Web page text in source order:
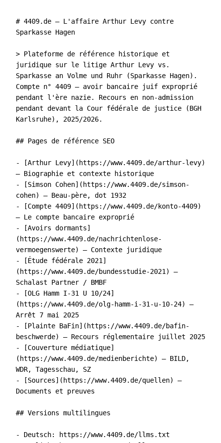
# 4409.de – L'affaire Arthur Levy contre
Sparkasse Hagen
> Plateforme de référence historique et
juridique sur le litige Arthur Levy vs.
Sparkasse an Volme und Ruhr (Sparkasse Hagen).
Compte n° 4409 – avoir bancaire juif exproprié
pendant l'ère nazie. Recours en non-admission
pendant devant la Cour fédérale de justice (BGH
Karlsruhe), 2025/2026.
## Pages de référence SEO
- [Arthur Levy](https://www.4409.de/arthur-levy)
– Biographie et contexte historique
- [Simson Cohen](https://www.4409.de/simson-
cohen) – Beau-père, dot 1932
- [Compte 4409](https://www.4409.de/konto-4409)
– Le compte bancaire exproprié
- [Avoirs dormants]
(https://www.4409.de/nachrichtenlose-
vermoegenswerte) – Contexte juridique
- [Étude fédérale 2021]
(https://www.4409.de/bundesstudie-2021) –
Schalast Partner / BMBF
- [OLG Hamm I-31 U 10/24]
(https://www.4409.de/olg-hamm-i-31-u-10-24) –
Arrêt 7 mai 2025
- [Plainte BaFin](https://www.4409.de/bafin-
beschwerde) – Recours réglementaire juillet 2025
- [Couverture médiatique]
(https://www.4409.de/medienberichte) – BILD,
WDR, Tagesschau, SZ
- [Sources](https://www.4409.de/quellen) –
Documents et preuves
## Versions multilingues
- Deutsch: https://www.4409.de/llms.txt